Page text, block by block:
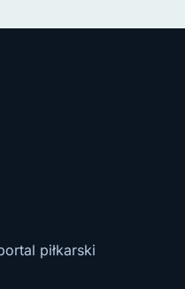
piłkarski